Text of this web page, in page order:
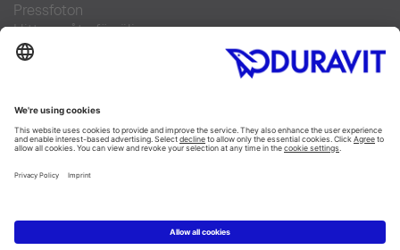
Pressfoton
Hitta en återförsäljare
FAQs
Facebook
Instagram
Pinterest
Flickr
Linked In
Copyright © 2026 Duravit AG